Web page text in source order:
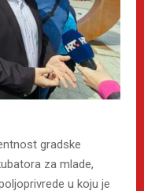
gradske
za mlade,
u koju je